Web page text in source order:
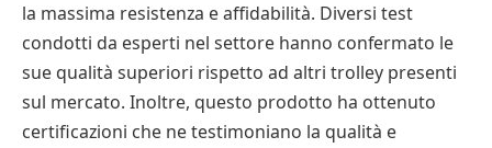
la massima resistenza e affidabilità. Diversi test
condotti da esperti nel settore hanno confermato le
sue qualità superiori rispetto ad altri trolley presenti
sul mercato. Inoltre, questo prodotto ha ottenuto
certificazioni che ne testimoniano la qualità e